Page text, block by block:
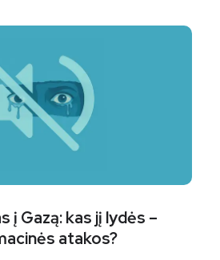
į Gazą: kas jį lydės –
atakos?